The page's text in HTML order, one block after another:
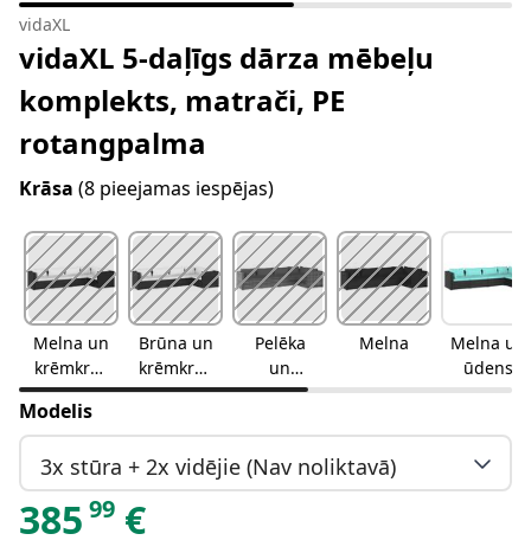
vidaXL
vidaXL 5-daļīgs dārza mēbeļu
komplekts, matrači, PE
rotangpalma
Krāsa (8 pieejamas iespējas)
Melna un
krēmkrās
as
Brūna un
krēmkrās
as
Pelēka
un
antracīta
Melna
Melna un
ūdens
zila
Modelis
3x stūra + 2x vidējie (Nav noliktavā)
385 99 €